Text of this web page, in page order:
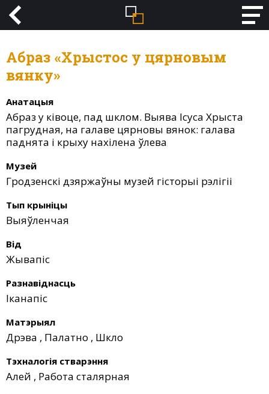
Абраз «Хрыстос у цярновым
вянку»
Анатацыя
Абраз у ківоце, пад шклом. Выява Ісуса Хрыста
пагрудная, на галаве цярновы вянок: галава
паднята і крыху нахілена ўлева
Музей
Гродзенскі дзяржаўны музей гісторыі рэлігіі
Тып крыніцы
Выяўленчая
Від
Жывапіс
Разнавіднасць
Іканапіс
Матэрыял
Дрэва , Палатно , Шкло
Тэхналогія стварэння
Алей , Работа сталярная